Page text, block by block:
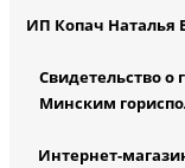
ИП Копач Наталья
Свидетельство о
Минским
Интернет-